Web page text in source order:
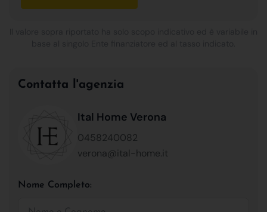
Contatta l'agenzia
Ital Home Verona
0458240082
verona@ital-home.it
Nome Completo: